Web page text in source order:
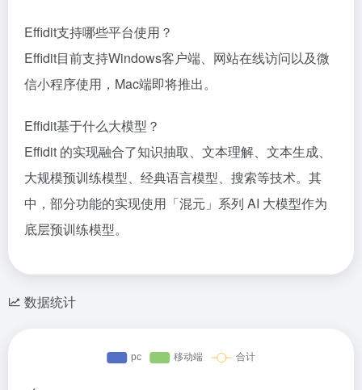
Effidit支持哪些平台使用？
Effidit目前支持Windows客户端、网站在线访问以及微
信小程序使用，Mac端即将推出。
Effidit基于什么大模型？
Effidit 的实现融合了知识抽取、文本理解、文本生成、
大规模预训练模型、经典语言模型、搜索等技术。其
中，部分功能的实现使用「混元」系列 AI 大模型作为
底层预训练模型。
数据统计